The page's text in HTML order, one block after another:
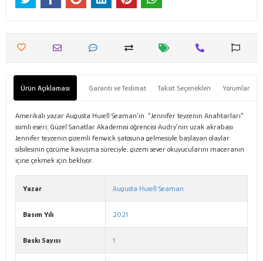
Ürün Açıklaması Garanti ve Teslimat Taksit Seçenekleri Yorumlar
Amerikalı yazar Augusta Huiell Seaman’ın “Jennifer teyzenin Anahtarları”
isimli eseri; Güzel Sanatlar Akademisi öğrencisi Audry’nin uzak akrabası
Jennifer teyzenin gizemli Fenwick şatosuna gelmesiyle başlayan olaylar
silsilesinin çözüme kavuşma süreciyle, gizem sever okuyucularını maceranın
içine çekmek için bekliyor.
Yazar Augusta Huiell Seaman
Basım Yılı 2021
Baskı Sayısı 1